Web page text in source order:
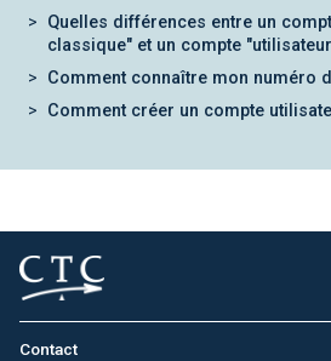
Quelles différences entre un
classique" et un compte
Comment connaître mon numéro
Comment créer un compte
Contact